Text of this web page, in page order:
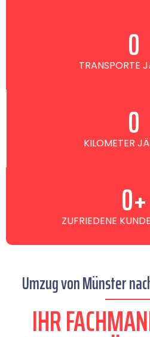
TRANSPORTE
0
KILOMETER
0
ZUFRIEDENE 0+
Umzug von Münster
IHR